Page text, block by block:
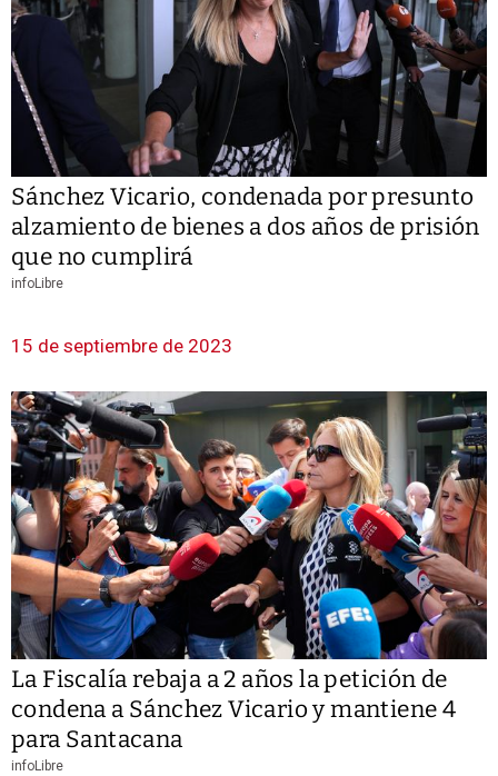
Sánchez Vicario, condenada por presunto
alzamiento de bienes a dos años de prisión
que no cumplirá
infoLibre
15 de septiembre de 2023
La Fiscalía rebaja a 2 años la petición de
condena a Sánchez Vicario y mantiene 4
para Santacana
infoLibre